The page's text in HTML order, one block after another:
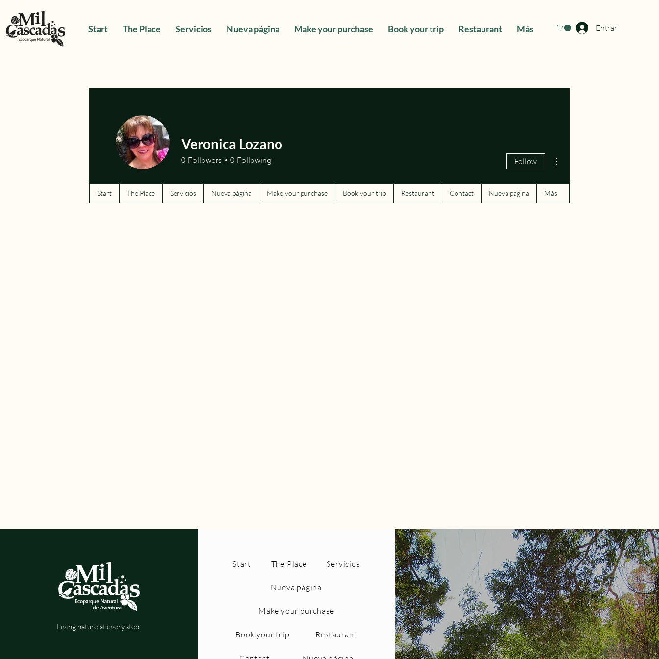
Start The Place Servicios Nueva página Make your purchase Book your trip Restaurant Más Entrar
Veronica Lozano
0 Followers 0 Following Follow
Start The Place Servicios Nueva página Make your purchase Book your trip Restaurant Contact Nueva página Más
Living nature at every step.
Start The Place Servicios
Nueva página
Make your purchase
Book your trip Restaurant